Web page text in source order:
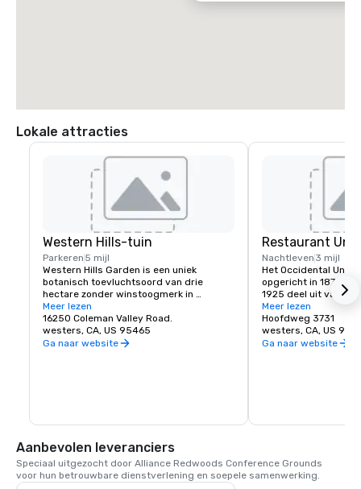
Lokale attracties
Western Hills-tuin
Parkeren 5 mijl
Western Hills Garden is een uniek
botanisch toevluchtsoord van drie
hectare zonder winstoogmerk in
Occidental, Californië, dat zorgt voor een
zintuiglijke explosie van texturen, kleuren,
vormen en geluiden. Het is een prachtig
voorbeeld van gecultiveerde
Meer lezen
16250 Coleman Valley Road.
westers, CA, US 95465
Ga naar website
Restaurant
Nachtleven 3 mijl
Het Occidental
opgericht in 1879.
1925 deel uit van de
Het historische
café, salon,
Ballroom. Het café
om 06.00 uur en
staat bekend om het
samenkomen in
Meer lezen
Hoofdweg 3731
westers, CA, US
Ga naar website
Aanbevolen leveranciers
Speciaal uitgezocht door Alliance Redwoods Conference Grounds
voor hun betrouwbare dienstverlening en soepele samenwerking.